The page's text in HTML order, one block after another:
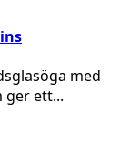
med
ger ett...